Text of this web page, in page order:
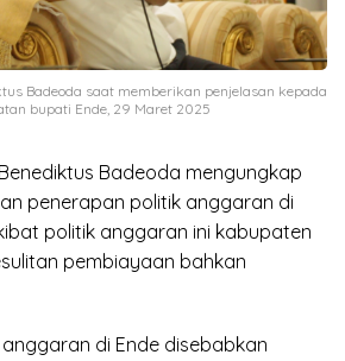
Badeoda saat memberikan penjelasan kepada
bupati Ende, 29 Maret 2025
Badeoda mengungkap
penerapan politik anggaran di
politik anggaran ini kabupaten
pembiayaan bahkan
di Ende disebabkan